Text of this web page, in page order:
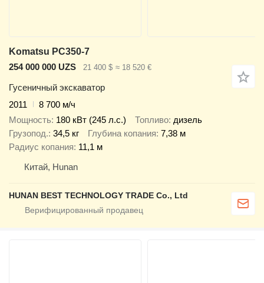
Komatsu PC350-7
254 000 000 UZS
21 400 $ ≈ 18 520 €
Гусеничный экскаватор
2011
8 700 м/ч
Мощность 180 кВт (245 л.с.) Топливо дизель
Грузопод. 34,5 кг Глубина копания 7,38 м
Радиус копания 11,1 м
Китай, Hunan
HUNAN BEST TECHNOLOGY TRADE Co., Ltd